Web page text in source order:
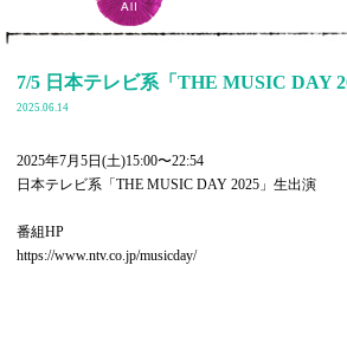
7/5 日本テレビ系「THE MUSIC DAY
2025.06.14
2025年7月5日(土)15:00〜22:54
日本テレビ系「THE MUSIC DAY 2025」生出演
番組HP
https://www.ntv.co.jp/musicday/